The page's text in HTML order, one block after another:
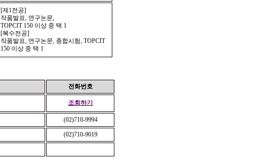
[제 1전공]
작품발표, 연구논문,
TOPCIT 150 이상 중 택 1
[복수전공]
작품발표, 연구논문, 종합시험, TOPCIT
150 이상 중 택 1
전화번호
조회하기
(02)710-9994
(02)710-9019